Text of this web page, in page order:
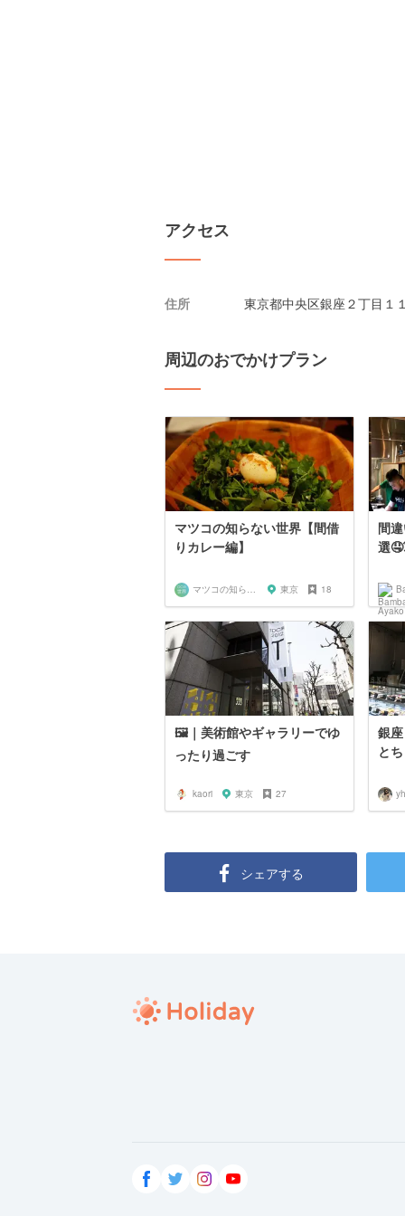
アクセス
住所 東京都中央区銀座２丁目１
周辺のおでかけプラン
マツコの知らない世界【間借
りカレー編】
マツコの知らない世界マニア 東京 18
間
選
🖼｜美術館やギャラリーでゆ
ったり過ごす
kaori 東京 27
銀
と
yh
シェアする